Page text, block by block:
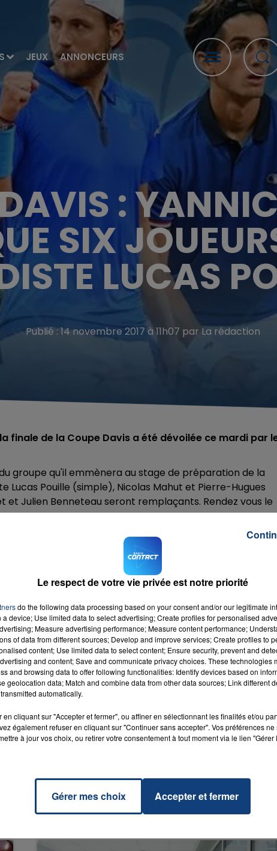
JEUX ANNONCEURS
:
SIX
LUCAS
Publié : 14 novembre 2017 à 11h07 par La rédaction
finale de la Coupe Davis a été dévoilée ce mardi par
groupe qu'il emmènera au stage de préparation de la
Lucas Pouille (simple), Nicolas Mahut et Pierre-Hugues
Julien Benneteau seront remplaçants. Rendez vous le
l'équipe qui défendra les couleurs de la Belgique à
Goffin, Steve Darcis, Ruben Bemelmans, Arthur De Greef
Joris De Loore, pour l’instant en qualité de remplaçant.
#FRABEL: P.H. Herbert, N. Mahut, L. Pouille, J.W.
Le respect de votre vie privée est notre priorité
do the following data processing based on your consent and/or our legitimate
device; Use limited data to select advertising; Create profiles for personalised
Measure advertising performance; Measure content performance;
of data from different sources; Develop and improve services; Create profiles to
content; Use limited data to select content; Ensure security, prevent and
and content; Save and communicate privacy choices. These technologies
and browsing data to offer following functionalities: Identify devices based on
geolocation data; Match and combine data from other data sources; Link different
automatically.
en cliquant sur "Accepter et fermer", ou affiner en sélectionnant les finalités et/ou
également refuser en cliquant sur "Continuer sans accepter". Vos préférences
à jour vos choix, ou retirer votre consentement à tout moment via le lien
Gérer mes choix Accepter et fermer